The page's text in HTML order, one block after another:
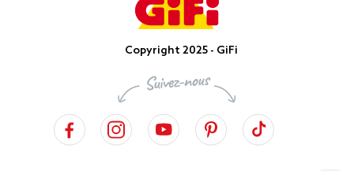
Copyright 2025 - GiFi